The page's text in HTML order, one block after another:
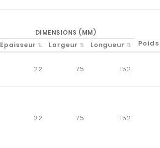
DIMENSIONS (MM)
Epaisseur Largeur Longueur
22 75 152
22 75 152